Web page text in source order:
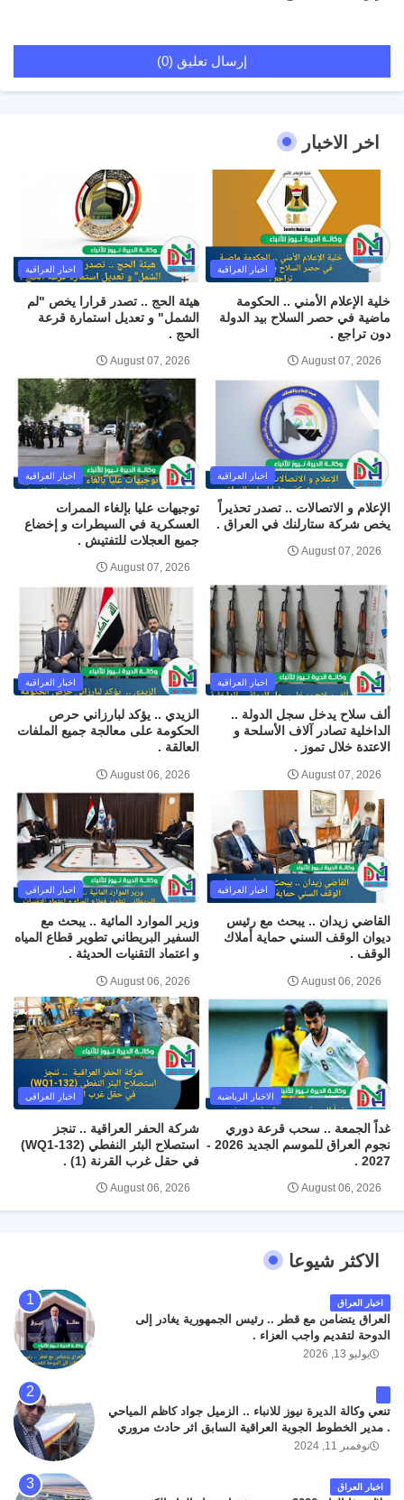
إرسال تعليق (0)
اخر الاخبار
اخبار العراقية
خلية الإعلام الأمني .. الحكومة
ماضية في حصر السلاح بيد الدولة
دون تراجع .
August 07, 2026
اخبار العراقية
هيئة الحج .. تصدر قرارا يخص "لم
الشمل" و تعديل استمارة قرعة
الحج .
August 07, 2026
اخبار العراقية
الإعلام و الاتصالات .. تصدر تحذيراً
يخص شركة ستارلنك في العراق .
August 07, 2026
اخبار العراقية
توجيهات عليا بإلغاء الممرات
العسكرية في السيطرات و إخضاع
جميع العجلات للتفتيش .
August 07, 2026
اخبار العراقية
ألف سلاح يدخل سجل الدولة ..
الداخلية تصادر آلاف الأسلحة و
الاعتدة خلال تموز .
August 07, 2026
اخبار العراقية
الزيدي .. يؤكد لبارزاني حرص
الحكومة على معالجة جميع الملفات
العالقة .
August 06, 2026
اخبار العراقية
القاضي زيدان .. يبحث مع رئيس
ديوان الوقف السني حماية أملاك
الوقف .
August 06, 2026
اخبار العراقي
وزير الموارد المائية .. يبحث مع
السفير البريطاني تطوير قطاع المياه
و اعتماد التقنيات الحديثة .
August 06, 2026
الاخبار الرياضية
غداً الجمعة .. سحب قرعة دوري
نجوم العراق للموسم الجديد 2026 -
2027 .
August 06, 2026
اخبار العراقي
شركة الحفر العراقية .. تنجز
استصلاح البئر النفطي (WQ1-132)
في حقل غرب القرنة (1) .
August 06, 2026
الاكثر شيوعا
اخبار العراق
العراق يتضامن مع قطر .. رئيس الجمهورية يغادر إلى
الدوحة لتقديم واجب العزاء .
يوليو 13, 2026
تنعي وكالة الديرة نيوز للانباء .. الزميل جواد كاظم المياحي
. مدير الخطوط الجوية العراقية السابق اثر حادث مروري
داخل مطار البصرة الدولي اليوم الاثنين على الطريق
كان سبب الحادث يعود لتصادم عجلته مع عجلة نوع كيا بنكو
تابعة لشركة الهلال الماسكة لإعمار مطار البصرة الدولي .
نوفمبر 11, 2024
اخبار العراق